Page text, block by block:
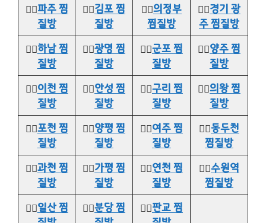
👉🏻파주 찜
질방
👉🏻김포 찜
질방
👉🏻의정부
찜질방
👉🏻경기 광
주 찜질방
👉🏻하남 찜
질방
👉🏻광명 찜
질방
👉🏻군포 찜
질방
👉🏻양주 찜
질방
👉🏻이천 찜
질방
👉🏻안성 찜
질방
👉🏻구리 찜
질방
👉🏻의왕 찜
질방
👉🏻포천 찜
질방
👉🏻양평 찜
질방
👉🏻여주 찜
질방
👉🏻동두천
찜질방
👉🏻과천 찜
질방
👉🏻가평 찜
질방
👉🏻연천 찜
질방
👉🏻수원역
찜질방
👉🏻일산 찜
👉🏻분당 찜
👉🏻판교 찜